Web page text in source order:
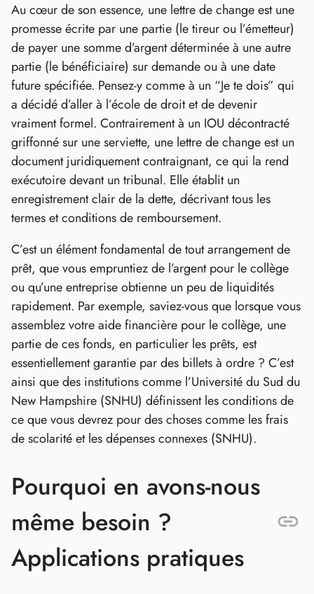
Au cœur de son essence, une lettre de change est une
promesse écrite par une partie (le tireur ou l’émetteur)
de payer une somme d’argent déterminée à une autre
partie (le bénéficiaire) sur demande ou à une date
future spécifiée. Pensez-y comme à un “Je te dois” qui
a décidé d’aller à l’école de droit et de devenir
vraiment formel. Contrairement à un IOU décontracté
griffonné sur une serviette, une lettre de change est un
document juridiquement contraignant, ce qui la rend
exécutoire devant un tribunal. Elle établit un
enregistrement clair de la dette, décrivant tous les
termes et conditions de remboursement.
C’est un élément fondamental de tout arrangement de
prêt, que vous empruntiez de l’argent pour le collège
ou qu’une entreprise obtienne un peu de liquidités
rapidement. Par exemple, saviez-vous que lorsque vous
assemblez votre aide financière pour le collège, une
partie de ces fonds, en particulier les prêts, est
essentiellement garantie par des billets à ordre ? C’est
ainsi que des institutions comme l’Université du Sud du
New Hampshire (SNHU) définissent les conditions de
ce que vous devrez pour des choses comme les frais
de scolarité et les dépenses connexes (SNHU).
Pourquoi en avons-nous
même besoin ?
Applications pratiques